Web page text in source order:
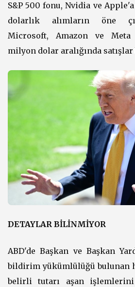
S&P 500 fonu, Nvidia ve
dolarlık alımların öne
Microsoft, Amazon ve Meta
milyon dolar aralığında
DETAYLAR BİLİNMİYOR
ABD'de Başkan ve Başkan
bildirim yükümlülüğü bulunan
belirli tutarı aşan